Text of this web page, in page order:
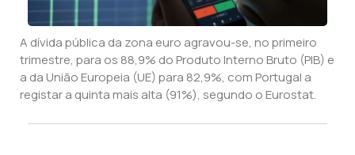
A dívida pública da zona euro agravou-se, no primeiro
trimestre, para os 88,9% do Produto Interno Bruto (PIB) e
a da União Europeia (UE) para 82,9%, com Portugal a
registar a quinta mais alta (91%), segundo o Eurostat.